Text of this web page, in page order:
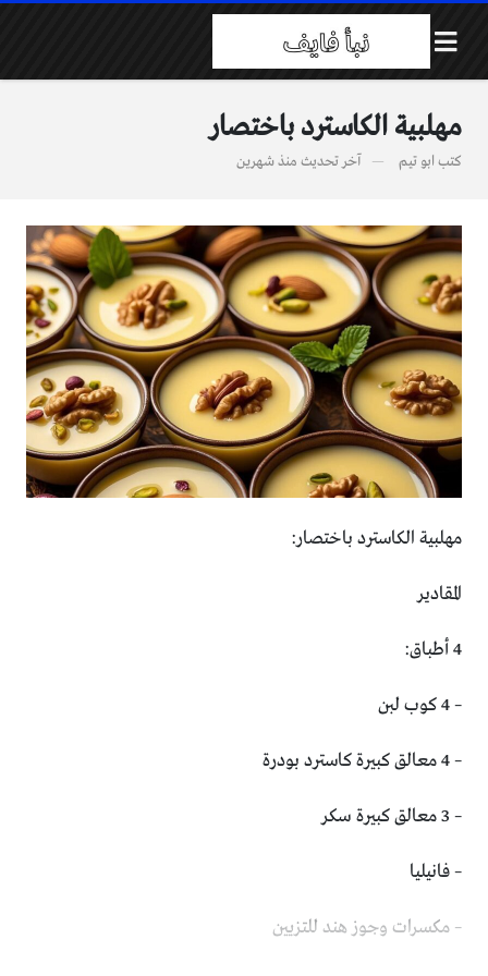
مهلبية الكاسترد باختصار
كتب ابو تيم آخر تحديث منذ شهرين
مهلبية الكاسترد باختصار:
المقادير
4 أطباق:
– 4 كوب لبن
– 4 معالق كبيرة كاسترد بودرة
– 3 معالق كبيرة سكر
– فانيليا
– مكسرات وجوز هند للتزيين